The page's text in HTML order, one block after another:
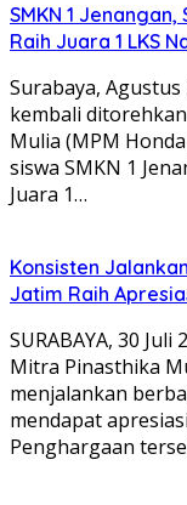
SMKN 1
Raih Juara 1 LKS
Surabaya,
kembali
Mulia (MPM
siswa SMKN 1
Juara 1…
Konsisten
Jatim Raih
SURABAYA, 30
Mitra Pinasthika
menjalankan
mendapat
Penghargaan